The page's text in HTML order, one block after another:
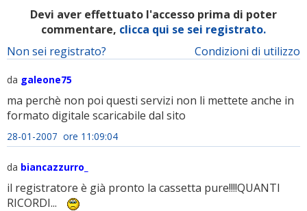
Devi aver effettuato l'accesso prima di poter
commentare, clicca qui se sei registrato.
Condizioni di utilizzo
Non sei registrato?
da galeone75
ma perchè non poi questi servizi non li mettete anche in
formato digitale scaricabile dal sito
28-01-2007 ore 11:09:04
da biancazzurro_
il registratore è già pronto la cassetta pure!!!!QUANTI
RICORDI...